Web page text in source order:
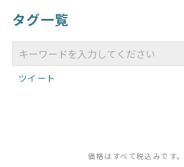
タグ一覧
ツイート
価格はすべて税込みです。